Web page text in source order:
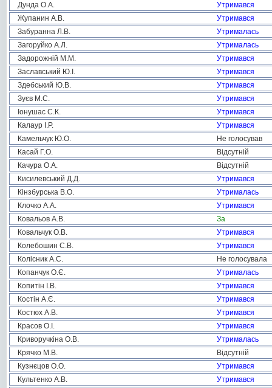
Дунда О.А.
Утримався
Жупанин А.В.
Утримався
Забуранна Л.В.
Утрималась
Загоруйко А.Л.
Утрималась
Задорожній М.М.
Утримався
Заславський Ю.І.
Утримався
Здебський Ю.В.
Утримався
Зуєв М.С.
Утримався
Іонушас С.К.
Утримався
Калаур І.Р.
Утримався
Камельчук Ю.О.
Не голосував
Касай Г.О.
Відсутній
Качура О.А.
Відсутній
Кисилевський Д.Д.
Утримався
Кінзбурська В.О.
Утрималась
Клочко А.А.
Утримався
Ковальов А.В.
За
Ковальчук О.В.
Утримався
Колебошин С.В.
Утримався
Колісник А.С.
Не голосувала
Копанчук О.Є.
Утрималась
Копитін І.В.
Утримався
Костін А.Є.
Утримався
Костюх А.В.
Утримався
Красов О.І.
Утримався
Криворучкіна О.В.
Утрималась
Крячко М.В.
Відсутній
Кузнєцов О.О.
Утримався
Культенко А.В.
Утримався